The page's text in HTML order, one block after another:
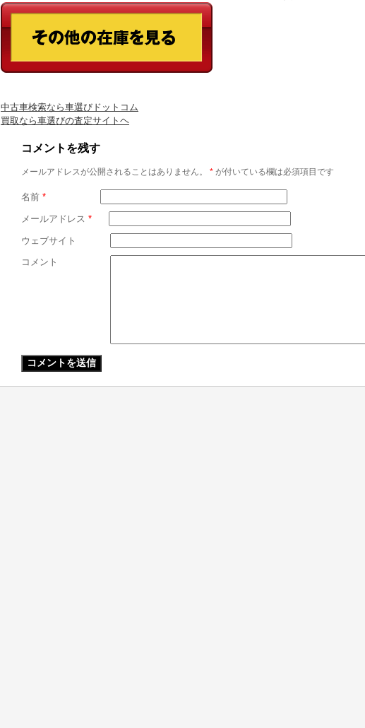
中古車検索なら車選びドットコム
買取なら車選びの査定サイトヘ
コメントを残す
メールアドレスが公開されることはありません。 * が付いている欄は必須項目です
名前 *
メールアドレス *
ウェブサイト
コメント